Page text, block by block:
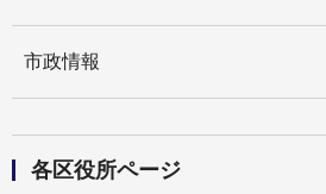
市政情報
各区役所ページ